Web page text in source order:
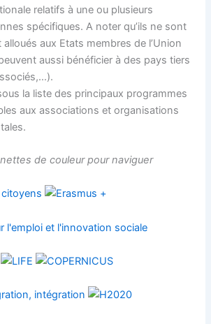
relatifs à une ou plusieurs
spécifiques. A noter qu’ils ne sont
aux Etats membres de l’Union
aussi bénéficier à des pays tiers
la liste des principaux programmes
aux associations et organisations
de couleur pour naviguer